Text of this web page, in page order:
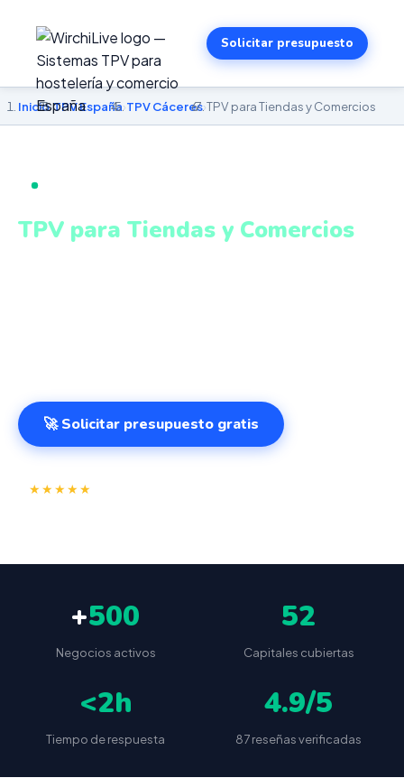
Solicitar presupuesto
Inicio›TPV España›TPV Cáceres›TPV para Tiendas y Comercios
TPV PARA TIENDAS Y COMERCIOS EN CÁCERES
TPV para Tiendas y Comercios
🚀 Solicitar presupuesto gratis
★★★★★
+500
Negocios activos
52
Capitales cubiertas
<2h
Tiempo de respuesta
4.9/5
87 reseñas verificadas